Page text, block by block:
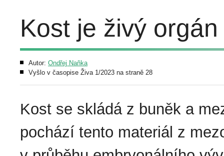
Kost je živý orgán
Autor: Ondřej Naňka
Vyšlo v časopise Živa 1/2023 na straně 28
Kost se skládá z buněk a
pochází tento materiál z